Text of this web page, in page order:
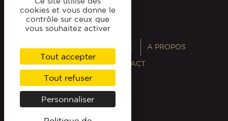
ANNUAIRES MAGAZINE A PROPOS
PROFESSIONNELS CONTACT
cookies et vous donne le
contrôle sur ceux que
vous souhaitez activer
Tout accepter
Tout refuser
Personnaliser